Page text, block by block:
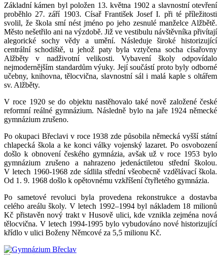
Základní kámen byl položen 13. května 1902 a slavnostní otevření
proběhlo 27. září 1903. Císař František Josef I. při té příležitosti
svolil, že škola smí nést jméno po jeho zesnulé manželce Alžbětě.
Město nešetřilo ani na výzdobě. Již ve vestibulu návštěvníka přivítají
alegorické sochy vědy a umění. Následuje široké historizující
centrální schodiště, u jehož paty byla vztyčena socha císařovny
Alžběty v nadživotní velikosti. Vybavení školy odpovídalo
nejmodernějším standardům výuky. Její součástí proto byly odborné
učebny, knihovna, tělocvična, slavnostní sál i malá kaple s oltářem
sv. Alžběty.
V roce 1920 se do objektu nastěhovalo také nově založené české
reformní reálné gymnázium. Následně bylo na jaře 1924 německé
gymnázium zrušeno.
Po okupaci Břeclavi v roce 1938 zde působila německá vyšší státní
chlapecká škola a ke konci války vojenský lazaret. Po osvobození
došlo k obnovení českého gymnázia, avšak už v roce 1953 bylo
gymnázium zrušeno a nahrazeno jedenáctiletou střední školou.
V letech 1960-1968 zde sídlila střední všeobecně vzdělávací škola.
Od 1. 9. 1968 došlo k opětovnému vzkříšení čtyřletého gymnázia.
Po sametové revoluci byla provedena rekonstrukce a dostavba
celého areálu školy. V letech 1992–1994 byl nákladem 18 milionů
Kč přistavěn nový trakt v Husově ulici, kde vznikla zejména nová
tělocvična. V letech 1994-1995 bylo vybudováno nové historizující
křídlo v ulici Boženy Němcové za 5,5 milionu Kč.